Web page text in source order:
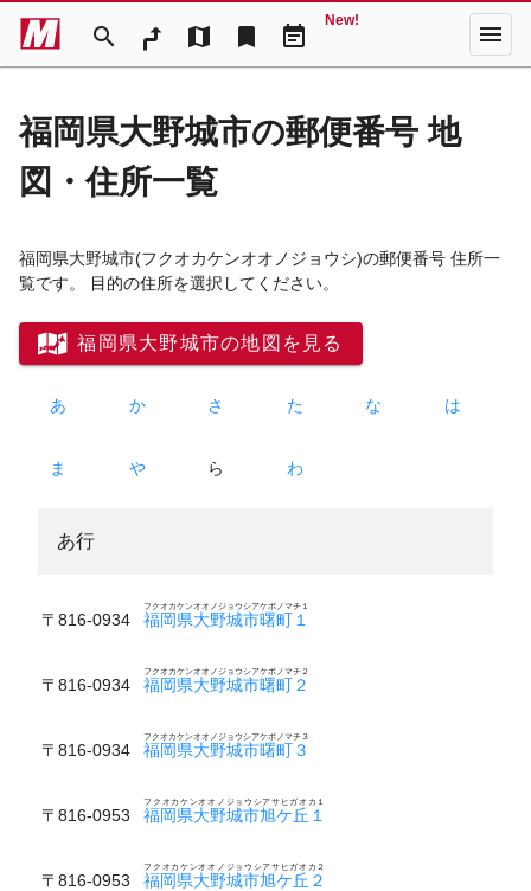
search map bookmark event_note
New! menu
福岡県大野城市の郵便番号 地
図・住所一覧
福岡県大野城市(フクオカケンオオノジョウシ)の郵便番号 住所一
覧です。 目的の住所を選択してください。
福岡県大野城市の地図を見る
あ か さ た な は
ま や ら わ
あ行
〒816-0934 福岡県大野城市曙町１
フクオカケンオオノジョウシアケボノマチ１
〒816-0934 福岡県大野城市曙町２
フクオカケンオオノジョウシアケボノマチ２
〒816-0934 福岡県大野城市曙町３
フクオカケンオオノジョウシアケボノマチ３
〒816-0953 福岡県大野城市旭ケ丘１
フクオカケンオオノジョウシアサヒガオカ１
〒816-0953 福岡県大野城市旭ケ丘２
フクオカケンオオノジョウシアサヒガオカ２